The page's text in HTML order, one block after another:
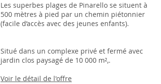
Les superbes plages de Pinarello se situent à
500 mètres à pied par un chemin piétonnier
(facile d’accès avec des jeunes enfants).
Situé dans un complexe privé et fermé avec
jardin clos paysagé de 10 000 m²,.
Voir le détail de l'offre